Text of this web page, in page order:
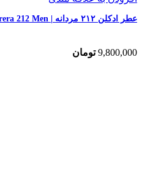
عطر ادکلن ۲۱۲ مردانه | Carolina Herrera 212 Men(اورجینال)
9,800,000 تومان